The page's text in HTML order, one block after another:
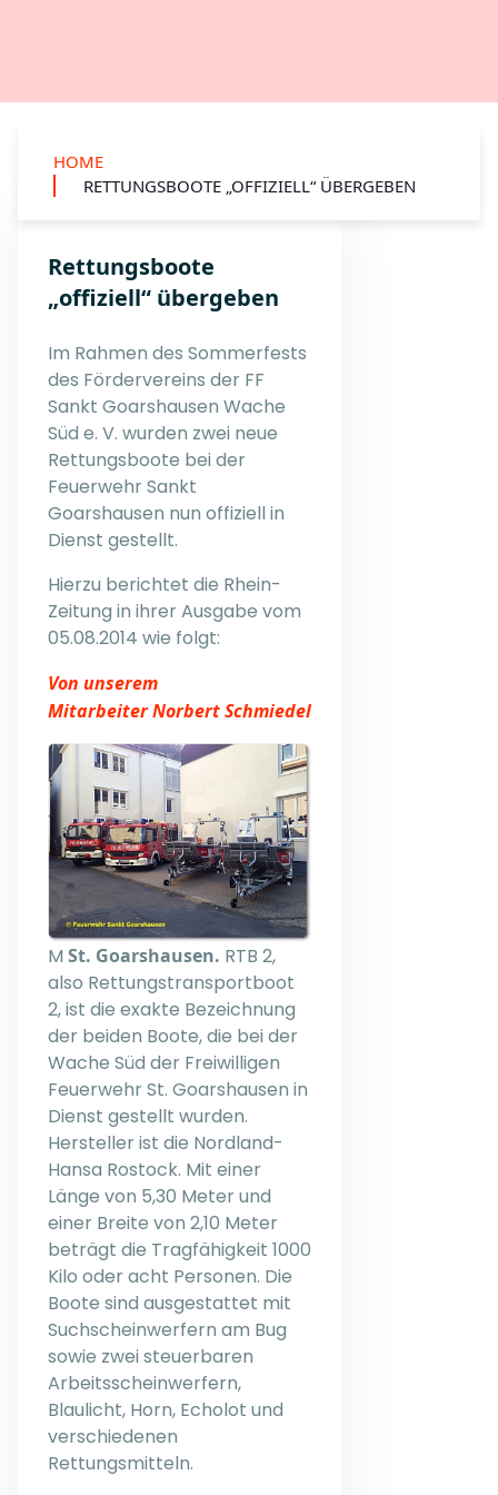
HOME
RETTUNGSBOOTE „OFFIZIELL“ ÜBERGEBEN
Rettungsboote
„offiziell“ übergeben
Im Rahmen des Sommerfests
des Fördervereins der FF
Sankt Goarshausen Wache
Süd e. V. wurden zwei neue
Rettungsboote bei der
Feuerwehr Sankt
Goarshausen nun offiziell in
Dienst gestellt.
Hierzu berichtet die Rhein-
Zeitung in ihrer Ausgabe vom
05.08.2014 wie folgt:
Von unserem
Mitarbeiter Norbert Schmiedel
M St. Goarshausen. RTB 2,
also Rettungstransportboot
2, ist die exakte Bezeichnung
der beiden Boote, die bei der
Wache Süd der Freiwilligen
Feuerwehr St. Goarshausen in
Dienst gestellt wurden.
Hersteller ist die Nordland-
Hansa Rostock. Mit einer
Länge von 5,30 Meter und
einer Breite von 2,10 Meter
beträgt die Tragfähigkeit 1000
Kilo oder acht Personen. Die
Boote sind ausgestattet mit
Suchscheinwerfern am Bug
sowie zwei steuerbaren
Arbeitsscheinwerfern,
Blaulicht, Horn, Echolot und
verschiedenen
Rettungsmitteln.